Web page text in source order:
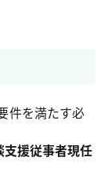
件を満たす必
援従事者現任